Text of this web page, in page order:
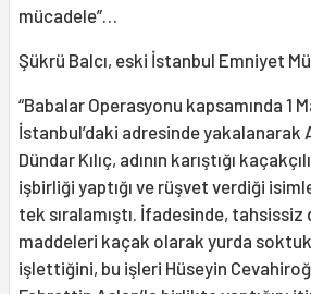
mücadele”…
Şükrü Balcı, eski İstanbul Emniyet
“Babalar Operasyonu kapsamında 1
İstanbul’daki adresinde yakalanarak
Dündar Kılıç, adının karıştığı
işbirliği yaptığı ve rüşvet verdiği
tek sıralamıştı. İfadesinde, tahsissiz
maddeleri kaçak olarak yurda
işlettiğini, bu işleri Hüseyin